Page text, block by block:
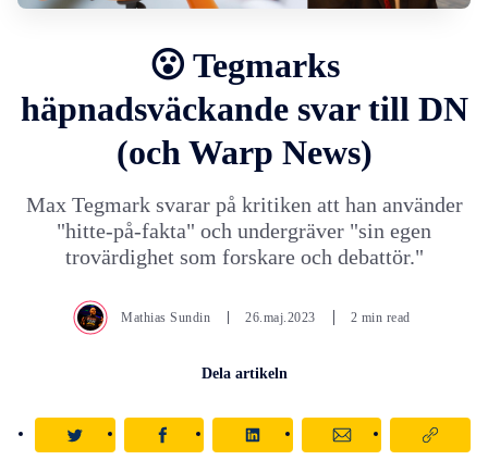
😮 Tegmarks
häpnadsväckande svar till DN
(och Warp News)
Max Tegmark svarar på kritiken att han använder
"hitte-på-fakta" och undergräver "sin egen
trovärdighet som forskare och debattör."
Mathias Sundin 26.maj.2023 2 min read
Dela artikeln